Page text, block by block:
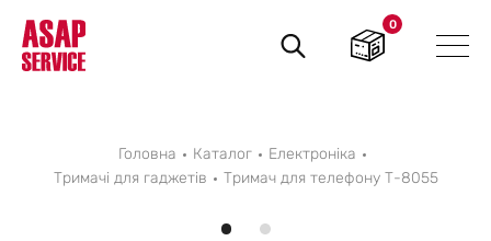
Пошук
товарів
0
Головна Каталог
Електроніка
Тримачі для гаджетів
Тримач для телефону Т-8055